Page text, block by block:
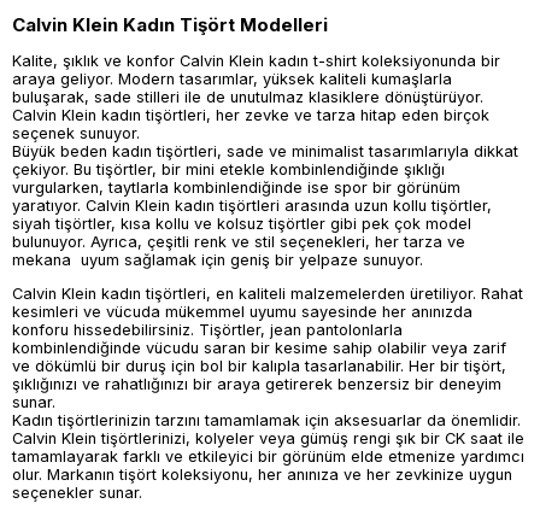
Calvin Klein Kadın Tişört Modelleri
Kalite, şıklık ve konfor Calvin Klein kadın t-shirt koleksiyonunda bir
araya geliyor. Modern tasarımlar, yüksek kaliteli kumaşlarla
buluşarak, sade stilleri ile de unutulmaz klasiklere dönüştürüyor.
Calvin Klein kadın tişörtleri, her zevke ve tarza hitap eden birçok
seçenek sunuyor.
Büyük beden kadın tişörtleri, sade ve minimalist tasarımlarıyla dikkat
çekiyor. Bu tişörtler, bir mini etekle kombinlendiğinde şıklığı
vurgularken, taytlarla kombinlendiğinde ise spor bir görünüm
yaratıyor. Calvin Klein kadın tişörtleri arasında uzun kollu tişörtler,
siyah tişörtler, kısa kollu ve kolsuz tişörtler gibi pek çok model
bulunuyor. Ayrıca, çeşitli renk ve stil seçenekleri, her tarza ve
mekana uyum sağlamak için geniş bir yelpaze sunuyor.
Calvin Klein kadın tişörtleri, en kaliteli malzemelerden üretiliyor. Rahat
kesimleri ve vücuda mükemmel uyumu sayesinde her anınızda
konforu hissedebilirsiniz. Tişörtler, jean pantolonlarla
kombinlendiğinde vücudu saran bir kesime sahip olabilir veya zarif
ve dökümlü bir duruş için bol bir kalıpla tasarlanabilir. Her bir tişört,
şıklığınızı ve rahatlığınızı bir araya getirerek benzersiz bir deneyim
sunar.
Kadın tişörtlerinizin tarzını tamamlamak için aksesuarlar da önemlidir.
Calvin Klein tişörtlerinizi, kolyeler veya gümüş rengi şık bir CK saat ile
tamamlayarak farklı ve etkileyici bir görünüm elde etmenize yardımcı
olur. Markanın tişört koleksiyonu, her anınıza ve her zevkinize uygun
seçenekler sunar.